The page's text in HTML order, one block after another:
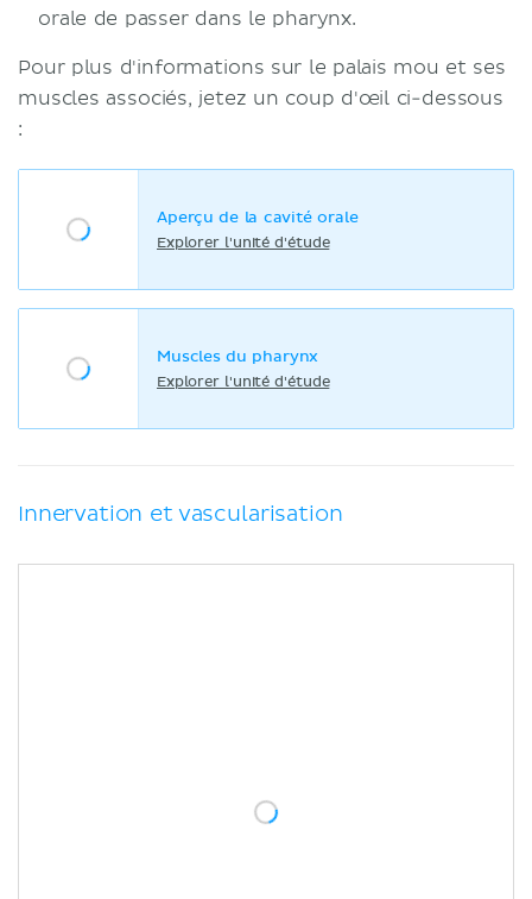
orale de passer dans le pharynx.
Pour plus d'informations sur le palais mou et ses
muscles associés, jetez un coup d'œil ci-dessous
:
Aperçu de la cavité orale
Explorer l'unité d'étude
Muscles du pharynx
Explorer l'unité d'étude
Innervation et vascularisation